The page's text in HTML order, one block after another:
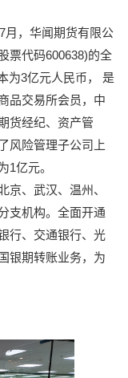
月，华闻期货有限公
票代码600638)的全
为3亿元人民币， 是
品交易所会员，中
货经纪、资产管
风险管理子公司上
1亿元。
京、武汉、温州、
支机构。全面开通
行、交通银行、光
银期转账业务，为